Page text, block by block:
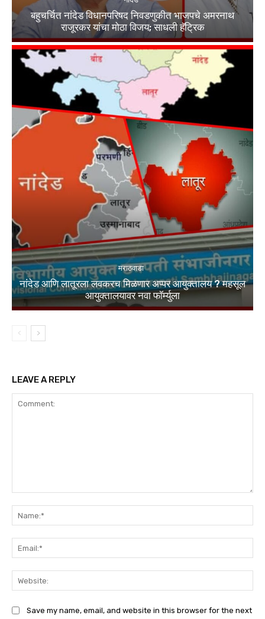
बहुचर्चित नांदेड विधानपरिषद निवडणुकीत भाजपचे अमरनाथ
राजूरकर यांचा मोठा विजय; साधली हॅट्रिक
मराठवाडा
नांदेड आणि लातूरला लवकरच मिळणार अप्पर आयुक्तालय ? महसूल
आयुक्तालयावर नवा फॉर्म्युला
LEAVE A REPLY
Save my name, email, and website in this browser for the next